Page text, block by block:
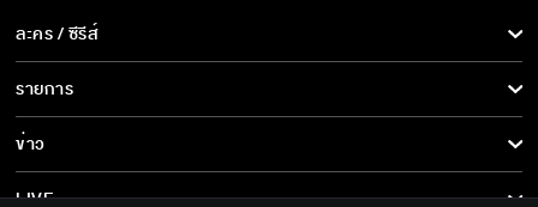
ละคร / ซีรีส์
ละคร/ซีรีส์
ซีรีส์นานาชาติ
การ์ตูน & เกม
รายการ
รายการทั้งหมด
ข่าว
ข่าวทั้งหมด
LIVE